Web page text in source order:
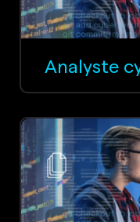
Analyste